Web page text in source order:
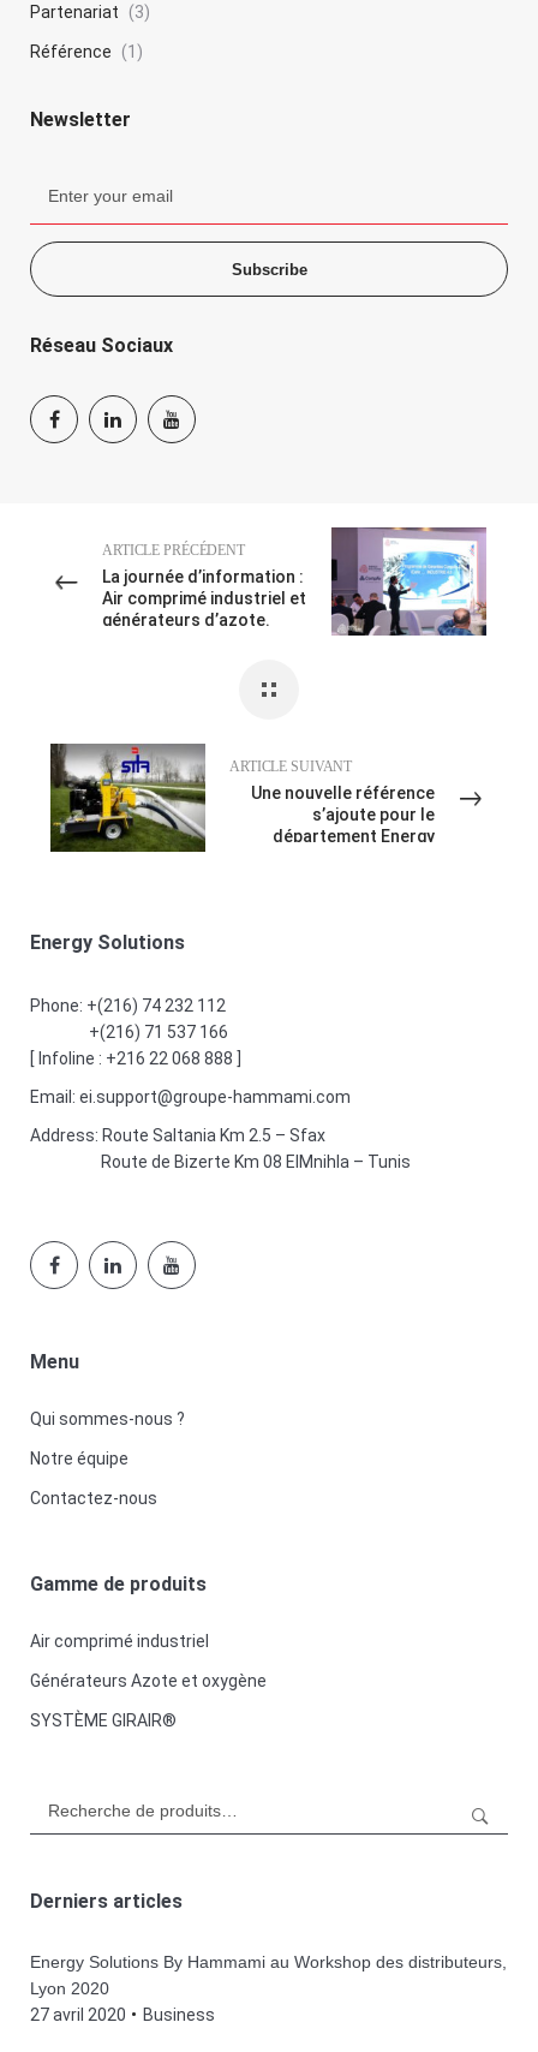
Partenariat (3)
Référence (1)
Newsletter
Subscribe
Réseau Sociaux
ARTICLE PRÉCÉDENT
La journée d’information :
Air comprimé industriel et
générateurs d’azote.
ARTICLE SUIVANT
Une nouvelle référence
s’ajoute pour le
département Energy
Energy Solutions
Phone: +(216) 74 232 112
+(216) 71 537 166
[ Infoline : +216 22 068 888 ]
Email: ei.support@groupe-hammami.com
Address: Route Saltania Km 2.5 – Sfax
Route de Bizerte Km 08 ElMnihla – Tunis
Menu
Qui sommes-nous ?
Notre équipe
Contactez-nous
Gamme de produits
Air comprimé industriel
Générateurs Azote et oxygène
SYSTÈME GIRAIR®
Derniers articles
Energy Solutions By Hammami au Workshop des distributeurs,
Lyon 2020
27 avril 2020
Business